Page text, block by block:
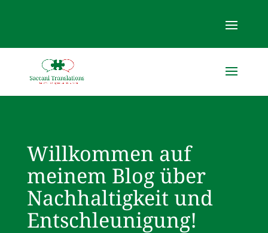
Willkommen auf
meinem Blog über
Nachhaltigkeit und
Entschleunigung!